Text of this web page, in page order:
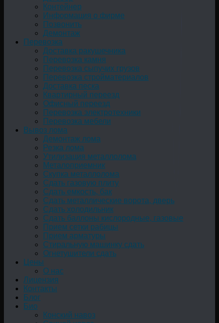
Контейнер
Информация о фирме
Позвонить
Демонтаж
Перевозка
Доставка ракушечника
Перевозка камня
Перевозка сыпучих грузов
Перевозка стройматериалов
Доставка песка
Квартирный переезд
Офисный переезд
Перевозка электротехники
Перевозка мебели
Вывоз лома
Демонтаж лома
Резка лома
Утилизация металлолома
Металоприемник
Скупка металлолома
Сдать газовую плиту
Сдать емкость, бак
Cдать металлические ворота, дверь
Сдать холодильник
Сдать баллоны кислородные, газовые
Прием сетки рабицы
Прием арматуры
Стиральную машинку сдать
Огнетушители сдать
Цены
О нас
Лицензия
Контакты
Блог
Био
Конский навоз